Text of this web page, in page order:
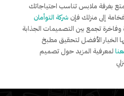
بغرفة ملابس تناسب احتياجاتك
إلى منزلك فإن شركة التوأمان
وفاخرة تجمع بين التصميمات الجذابة
الخيار الأفضل لتحقيق مطبخ
لمعرفية المزيد حول تصميم